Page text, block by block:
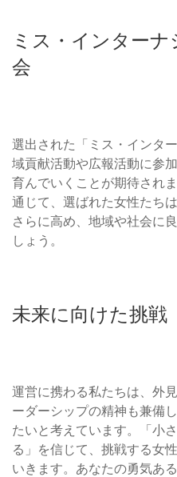
ミス・インター
会
選出された「ミス・インタ
域貢献活動や広報活動に参
育んでいくことが期待され
通じて、選ばれた女性たち
さらに高め、地域や社会に
しょう。
未来に向けた挑戦
運営に携わる私たちは、外
ーダーシップの精神も兼備
たいと考えています。「小
る」を信じて、挑戦する女
いきます。あなたの勇気あ